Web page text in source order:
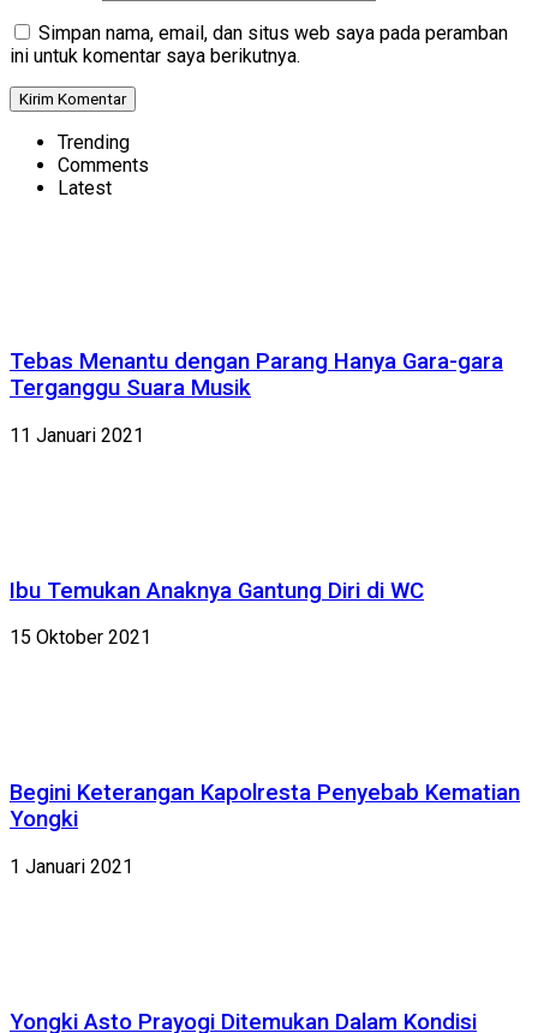
Simpan nama, email, dan situs web saya pada peramban
ini untuk komentar saya berikutnya.
Trending
Comments
Latest
Tebas Menantu dengan Parang Hanya Gara-gara
Terganggu Suara Musik
11 Januari 2021
Ibu Temukan Anaknya Gantung Diri di WC
15 Oktober 2021
Begini Keterangan Kapolresta Penyebab Kematian
Yongki
1 Januari 2021
Yongki Asto Prayogi Ditemukan Dalam Kondisi